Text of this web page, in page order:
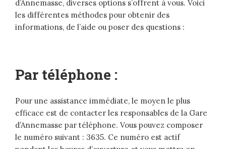
d’Annemasse, diverses options s’offrent à vous. Voici
les différentes méthodes pour obtenir des
informations, de l’aide ou poser des questions :
Par téléphone :
Pour une assistance immédiate, le moyen le plus
efficace est de contacter les responsables de la Gare
d’Annemasse par téléphone. Vous pouvez composer
le numéro suivant : 3635. Ce numéro est actif